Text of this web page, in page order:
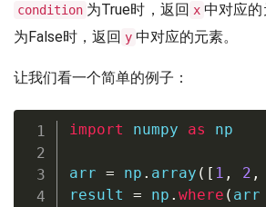
condition 为True时，返回 x 中对应的
为False时，返回 y 中对应的元素。
让我们看一个简单的例子：
import numpy as np
arr = np . array ( [ 1 , 2 ,
result = np . where ( arr